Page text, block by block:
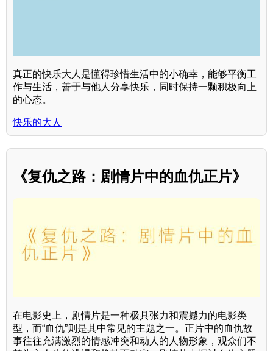
真正的快乐大人是懂得珍惜生活中的小确幸，能够平衡工
作与生活，善于与他人分享快乐，同时保持一颗积极向上
的心态。
快乐的大人
《复仇之路：剧情片中的血仇正片》
在电影史上，剧情片是一种极具张力和震撼力的电影类
型，而“血仇”则是其中常见的主题之一。正片中的血仇故
事往往充满激烈的情感冲突和动人的人物形象，观众们不